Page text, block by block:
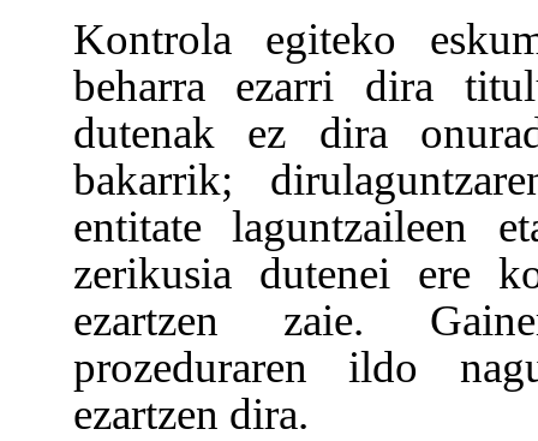
Kontrola egiteko
beharra ezarri dira
dutenak ez dira
bakarrik;
entitate laguntzaileen
zerikusia dutenei ere
ezartzen zaie.
prozeduraren ildo
ezartzen dira.